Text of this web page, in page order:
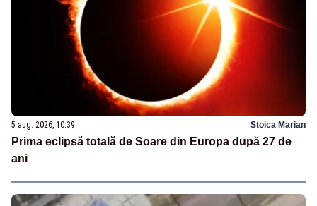
5 aug. 2026, 10:39 Stoica Marian
Prima eclipsă totală de Soare din Europa după 27 de
ani